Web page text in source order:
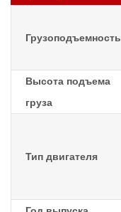
Грузоподъемность
Высота подъема
груза
Тип двигателя